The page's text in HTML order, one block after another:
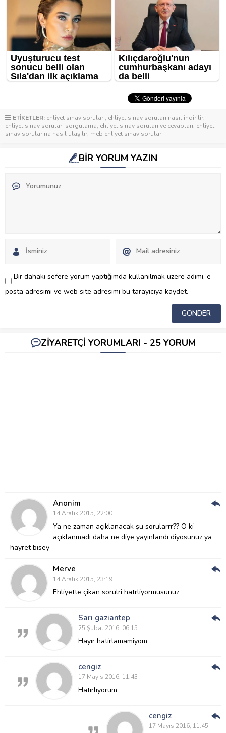
ETİKETLER: ehliyet sınav soruları, ehliyet sınav soruları nasıl indirilir,
ehliyet sınav soruları sorgulama, ehliyet sınav soruları ve cevapları, ehliyet
sınav sorularına nasıl ulaşılır, meb ehliyet sınav soruları
BİR YORUM YAZIN
Bir dahaki sefere yorum yaptığımda kullanılmak üzere adımı, e-
posta adresimi ve web site adresimi bu tarayıcıya kaydet.
ZİYARETÇİ YORUMLARI - 25 YORUM
Anonim
14 Aralık 2015, 22:00
Ya ne zaman açıklanacak şu sorularrr?? O ki
açıklanmadı daha ne diye yayınlandı diyosunuz ya
hayret bisey
Merve
14 Aralık 2015, 23:19
Ehliyette çikan sorulri hatrliyormusunuz
Sarı gaziantep
25 Şubat 2016, 06:15
Hayır hatirlamamiyom
cengiz
17 Mayıs 2016, 11:43
Hatırlıyorum
cengiz
17 Mayıs 2016, 11:45